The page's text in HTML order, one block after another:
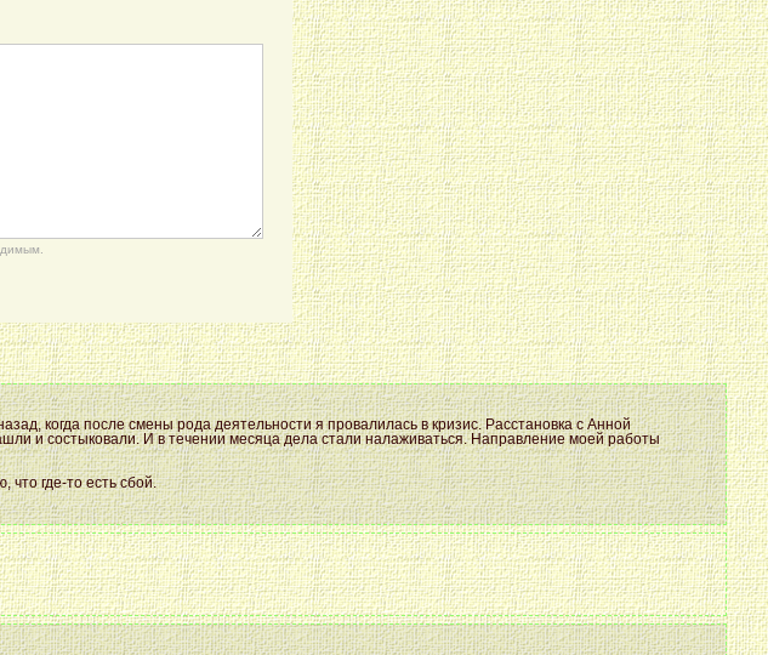
когда после смены рода деятельности я провалилась в кризис. Расстановка с Анной
и состыковали. И в течении месяца дела стали налаживаться. Направление моей работы
что где-то есть сбой.